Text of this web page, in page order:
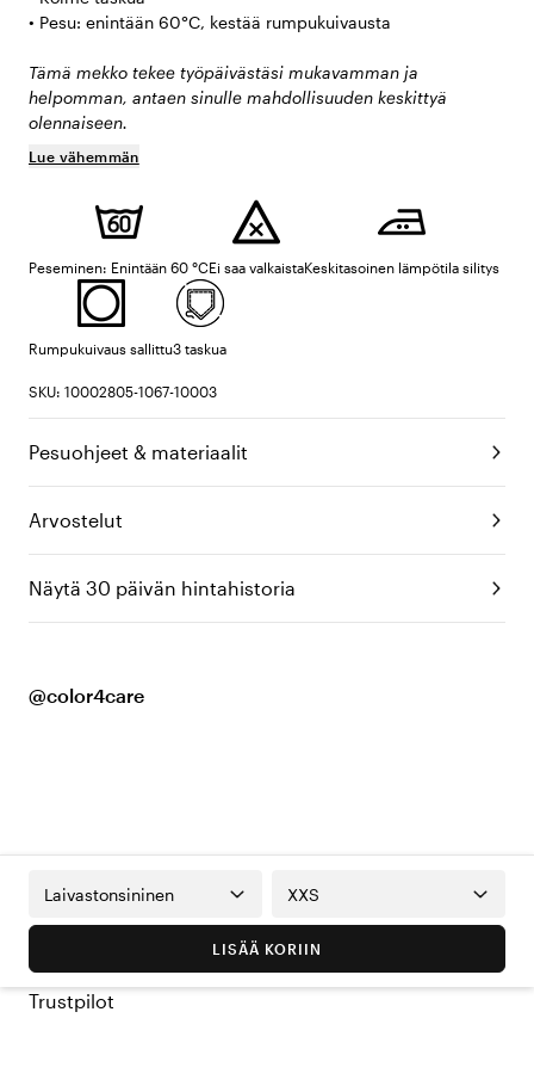
• Pesu: enintään 60°C, kestää rumpukuivausta
Tämä mekko tekee työpäivästäsi mukavamman ja
helpomman, antaen sinulle mahdollisuuden keskittyä
olennaiseen.
Lue vähemmän
Peseminen: Enintään 60 °CEi saa valkaistaKeskitasoinen lämpötila silitys
Rumpukuivaus sallittu3 taskua
SKU: 10002805-1067-10003
Pesuohjeet & materiaalit
Arvostelut
Näytä 30 päivän hintahistoria
@color4care
Laivastonsininen XXS
LISÄÄ KORIIN
Trustpilot